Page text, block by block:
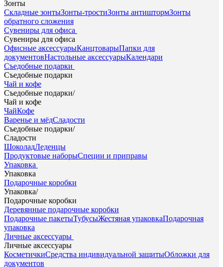
Зонты
Складные зонтыЗонты-тростиЗонты антиштормЗонты
обратного сложения
Сувениры для офиса
Сувениры для офиса
Офисные аксессуарыКанцтоварыПапки для
документовНастольные аксессуарыКалендари
Съедобные подарки
Съедобные подарки
Чай и кофе
Съедобные подарки/
Чай и кофе
ЧайКофе
Варенье и мёдСладости
Съедобные подарки/
Сладости
ШоколадЛеденцы
Продуктовые наборыСпеции и приправы
Упаковка
Упаковка
Подарочные коробки
Упаковка/
Подарочные коробки
Деревянные подарочные коробки
Подарочные пакетыТубусыЖестяная упаковкаПодарочная
упаковка
Личные аксессуары
Личные аксессуары
КосметичкиСредства индивидуальной защитыОбложки для
документов